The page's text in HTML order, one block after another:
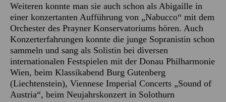
Weiteren konnte man sie auch schon als Abigaille in
einer konzertanten Aufführung von „Nabucco“ mit dem
Orchester des Prayner Konservatoriums hören. Auch
Konzerterfahrungen konnte die junge Sopranistin schon
sammeln und sang als Solistin bei diversen
internationalen Festspielen mit der Donau Philharmonie
Wien, beim Klassikabend Burg Gutenberg
(Liechtenstein), Viennese Imperial Concerts „Sound of
Austria“, beim Neujahrskonzert in Solothurn